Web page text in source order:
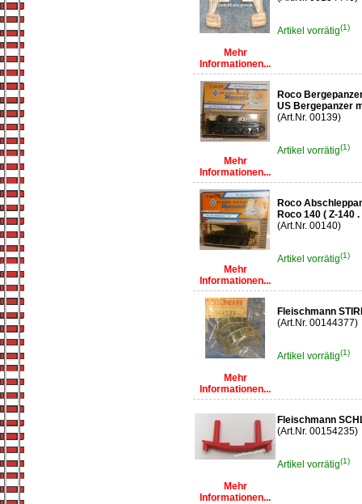
Mehr
Informationen...
Artikel vorrätig(1)
Mehr
Informationen...
Roco
US Bergepanzer
(Art.Nr. 00139)
Artikel vorrätig(1)
Mehr
Informationen...
Roco
Roco 140 ( Z-140 .
(Art.Nr. 00140)
Artikel vorrätig(1)
Mehr
Informationen...
Fleischmann
(Art.Nr. 00144377)
Artikel vorrätig(1)
Mehr
Informationen...
Fleischmann
(Art.Nr. 00154235)
Artikel vorrätig(1)